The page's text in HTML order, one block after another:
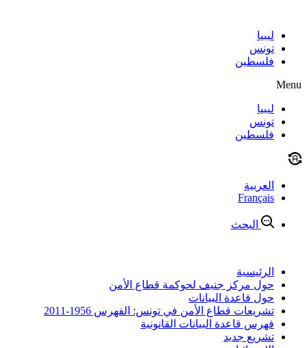
contentليبيا
تونس
فلسطين
Menu
ليبيا
تونس
فلسطين
العربية
Français
البحث
الرئيسية
حول مركز جنيف لحوكمة قطاع الأمن
حول قاعدة البيانات
تشريعات قطاع الأمن في تونس: الفهرس 1956-2011
فهرس قاعدة البيانات القانونية
تشريع جديد